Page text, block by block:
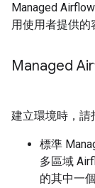
Managed
用使用者提供的
Managed
建立環境時，請
標準
多區域
的其中一